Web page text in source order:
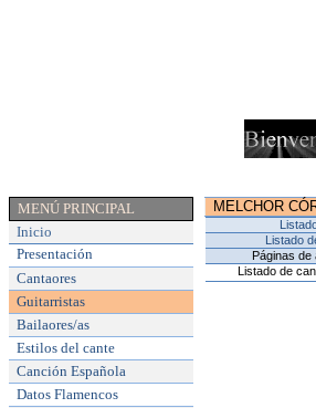
MENÚ PRINCIPAL
Inicio
Presentación
Cantaores
Guitarristas
Bailaores/as
Estilos del cante
Canción Española
Datos Flamencos
MELCHOR
Listado
Páginas de
Listado de